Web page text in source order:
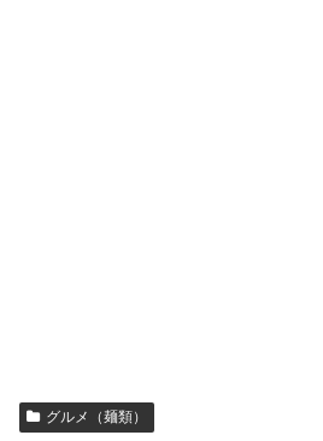
グルメ（麺類）